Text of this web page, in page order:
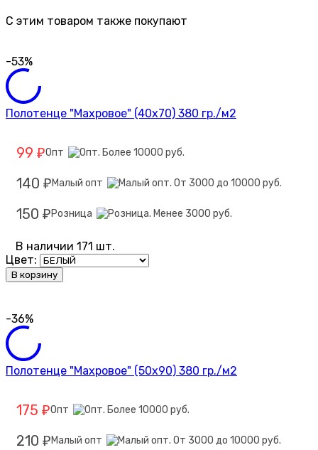
C этим товаром также покупают
-53%
Полотенце "Махровое" (40х70) 380 гр./м2
99 ₽Опт
140 ₽ Малый опт
150 ₽ Розница
В наличии 171 шт.
Цвет:
В корзину
-36%
Полотенце "Махровое" (50х90) 380 гр./м2
175 ₽Опт
210 ₽ Малый опт